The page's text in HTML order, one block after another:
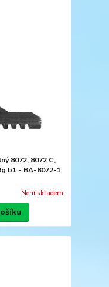
8072, 8072 C,
b1 - BA-8072-1
Není skladem